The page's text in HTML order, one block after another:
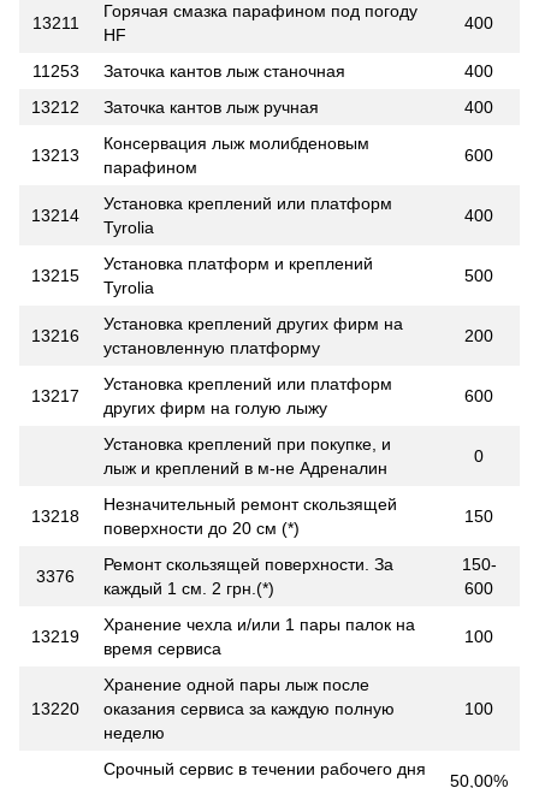
13211
Горячая смазка парафином под погоду
HF
400
11253 Заточка кантов лыж станочная
400
13212
Заточка кантов лыж ручная 400
13213
Консервация лыж молибденовым
парафином
600
13214
Установка креплений или платформ
Tyrolia
400
13215
Установка платформ и креплений
Tyrolia
500
13216
Установка креплений других фирм на
установленную платформу
200
13217
Установка креплений или платформ
других фирм на голую лыжу
600
Установка креплений при покупке, и
лыж и креплений в м-не Адреналин
0
13218
Незначительный ремонт скользящей
поверхности до 20 см (*)
150
3376
Ремонт скользящей поверхности. За
каждый 1 см. 2 грн.(*)
150-
600
13219
Хранение чехла и/или 1 пары палок на
время сервиса
100
13220
Хранение одной пары лыж после
оказания сервиса за каждую полную
неделю
100
Срочный сервис в течении рабочего дня
50,00%